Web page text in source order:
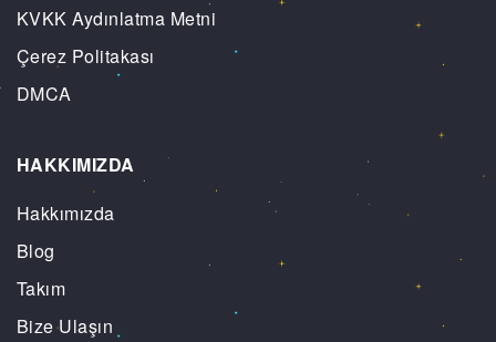
KVKK Aydınlatma Metni
Çerez Politakası
DMCA
HAKKIMIZDA
Hakkımızda
Blog
Takım
Bize Ulaşın